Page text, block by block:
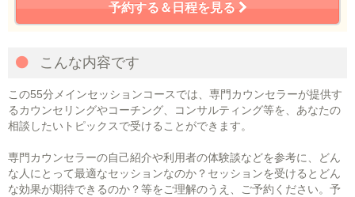
予約する＆日程を見る
こんな内容です
この55分メインセッションコースでは、専門カウンセラーが提供す
るカウンセリングやコーチング、コンサルティング等を、あなたの
相談したいトピックスで受けることができます。
専門カウンセラーの自己紹介や利用者の体験談などを参考に、どん
な人にとって最適なセッションなのか？セッションを受けるとどん
な効果が期待できるのか？等をご理解のうえ、ご予約ください。予